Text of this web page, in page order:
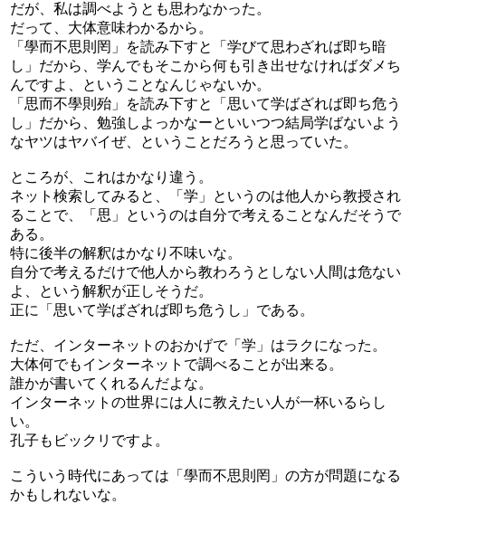
だが、私は調べようとも思わなかった。
だって、大体意味わかるから。
「學而不思則罔」を読み下すと「学びて思わざれば即ち暗
し」だから、学んでもそこから何も引き出せなければダメち
んですよ、ということなんじゃないか。
「思而不學則殆」を読み下すと「思いて学ばざれば即ち危う
し」だから、勉強しよっかなーといいつつ結局学ばないよう
なヤツはヤバイぜ、ということだろうと思っていた。
ところが、これはかなり違う。
ネット検索してみると、「学」というのは他人から教授され
ることで、「思」というのは自分で考えることなんだそうで
ある。
特に後半の解釈はかなり不味いな。
自分で考えるだけで他人から教わろうとしない人間は危ない
よ、という解釈が正しそうだ。
正に「思いて学ばざれば即ち危うし」である。
ただ、インターネットのおかげで「学」はラクになった。
大体何でもインターネットで調べることが出来る。
誰かが書いてくれるんだよな。
インターネットの世界には人に教えたい人が一杯いるらし
い。
孔子もビックリですよ。
こういう時代にあっては「學而不思則罔」の方が問題になる
かもしれないな。